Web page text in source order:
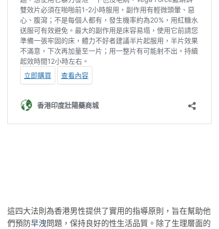
這四大法則為香港男性提供了實用的指導原則，旨在幫助他
們預防早洩問題，保持良好的性生活品質。除了生理層面的